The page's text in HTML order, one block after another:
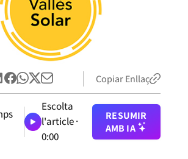
Copiar Enllaç
Escolta
l'article ·
0:00
RESUMIR
AMB IA